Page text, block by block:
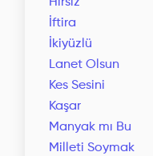
İftira
İkiyüzlü
Lanet Olsun
Kes Sesini
Kaşar
Manyak mı Bu
Milleti Soymak